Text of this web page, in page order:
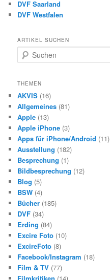
DVF Saarland
DVF Westfalen
ARTIKEL SUCHEN
u
h
n
THEMEN
AKVIS (16)
Allgemeines (81)
Apple (13)
Apple iPhone (3)
Apps für iPhone/Android (11)
Ausstellung (182)
Besprechung (1)
Bildbesprechung (12)
Blog (5)
BSW (4)
Bücher (185)
DVF (34)
Erding (84)
Excire Foto (10)
ExcireFoto (8)
Facebook/Instagram (18)
Film & TV (77)
Filmkritiken (14)